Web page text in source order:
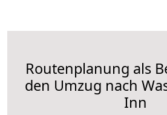
Routenplanung als
den Umzug nach
Inn